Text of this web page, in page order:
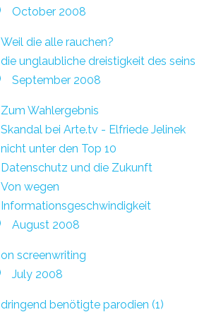
October 2008
Weil die alle rauchen?
die unglaubliche dreistigkeit des seins
September 2008
Zum Wahlergebnis
Skandal bei Arte.tv - Elfriede Jelinek
nicht unter den Top 10
Datenschutz und die Zukunft
Von wegen
Informationsgeschwindigkeit
August 2008
on screenwriting
July 2008
dringend benötigte parodien (1)